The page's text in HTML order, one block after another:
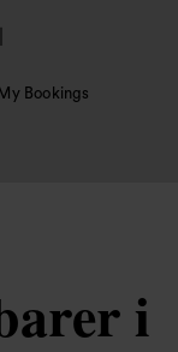
My Bookings
i